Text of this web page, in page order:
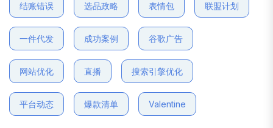
结账错误 选品政略 表情包 联盟计划
一件代发 成功案例 谷歌广告
网站优化 直播 搜索引擎优化
平台动态 爆款清单 Valentine